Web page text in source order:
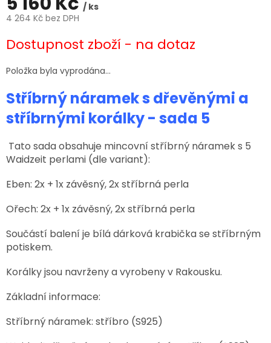
/ ks
4 264 Kč bez DPH
cena:
Dostupnost zboží - na dotaz
Položka byla vyprodána…
Stříbrný náramek s dřevěnými a
stříbrnými korálky - sada 5
Tato sada obsahuje mincovní stříbrný náramek s 5
Waidzeit perlami (dle variant):
Eben: 2x + 1x závěsný, 2x stříbrná perla
Ořech: 2x + 1x závěsný, 2x stříbrná perla
Součástí balení je bílá dárková krabička se stříbrným
potiskem.
Korálky jsou navrženy a vyrobeny v Rakousku.
Základní informace:
Stříbrný náramek: stříbro (S925)